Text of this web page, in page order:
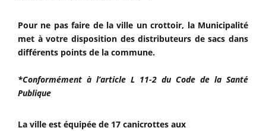
Pour ne pas faire de la ville un crottoir, la Municipalité
met à votre disposition des distributeurs de sacs dans
différents points de la commune.
*Conformément à l’article L 11-2 du Code de la Santé
Publique
La ville est équipée de 17 canicrottes aux